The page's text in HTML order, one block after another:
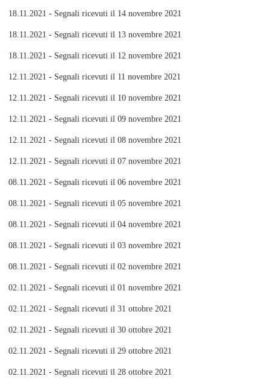
18.11.2021 - Segnali ricevuti il 14 novembre 2021
18.11.2021 - Segnali ricevuti il 13 novembre 2021
18.11.2021 - Segnali ricevuti il 12 novembre 2021
12.11.2021 - Segnali ricevuti il 11 novembre 2021
12.11.2021 - Segnali ricevuti il 10 novembre 2021
12.11.2021 - Segnali ricevuti il 09 novembre 2021
12.11.2021 - Segnali ricevuti il 08 novembre 2021
12.11.2021 - Segnali ricevuti il 07 novembre 2021
08.11.2021 - Segnali ricevuti il 06 novembre 2021
08.11.2021 - Segnali ricevuti il 05 novembre 2021
08.11.2021 - Segnali ricevuti il 04 novembre 2021
08.11.2021 - Segnali ricevuti il 03 novembre 2021
08.11.2021 - Segnali ricevuti il 02 novembre 2021
02.11.2021 - Segnali ricevuti il 01 novembre 2021
02.11.2021 - Segnali ricevuti il 31 ottobre 2021
02.11.2021 - Segnali ricevuti il 30 ottobre 2021
02.11.2021 - Segnali ricevuti il 29 ottobre 2021
02.11.2021 - Segnali ricevuti il 28 ottobre 2021